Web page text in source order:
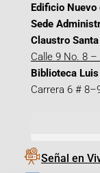
Edificio
Sede
Claustro
Calle 9 No. 8 –
Biblioteca
Carrera 6 #
Señal en